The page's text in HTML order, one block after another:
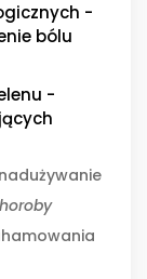
-
bólu
-